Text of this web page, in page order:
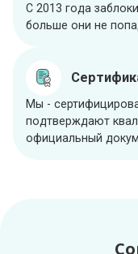
С 2013 года
больше они не
Мы -
подтверждают
официальный